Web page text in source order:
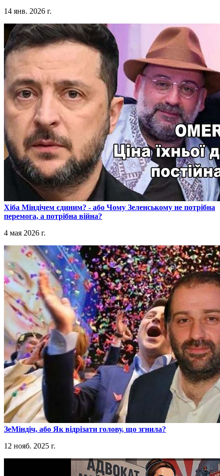
14 янв. 2026 г.
​Хіба Міндічем єдиним? - або Чому Зеленському не потрібна
перемога, а потрібна війна?
4 мая 2026 г.
​ЗеМіндіч, або Як відрізати голову, що згнила?
12 нояб. 2025 г.